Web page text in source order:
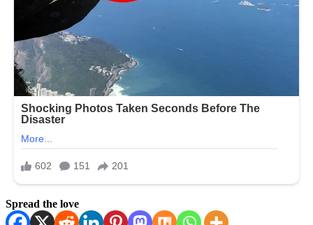
Spread the love